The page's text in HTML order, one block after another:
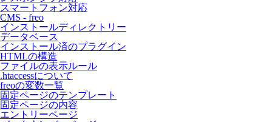
スマートフォン対応
CMS - freo
インストールディレクトリー
データベース
インストール済のプラグイン
HTMLの構造
ファイルの表示ルール
.htaccessについて
freoの変数一覧
固定ページのテンプレート
固定ページの内容
エントリーページ